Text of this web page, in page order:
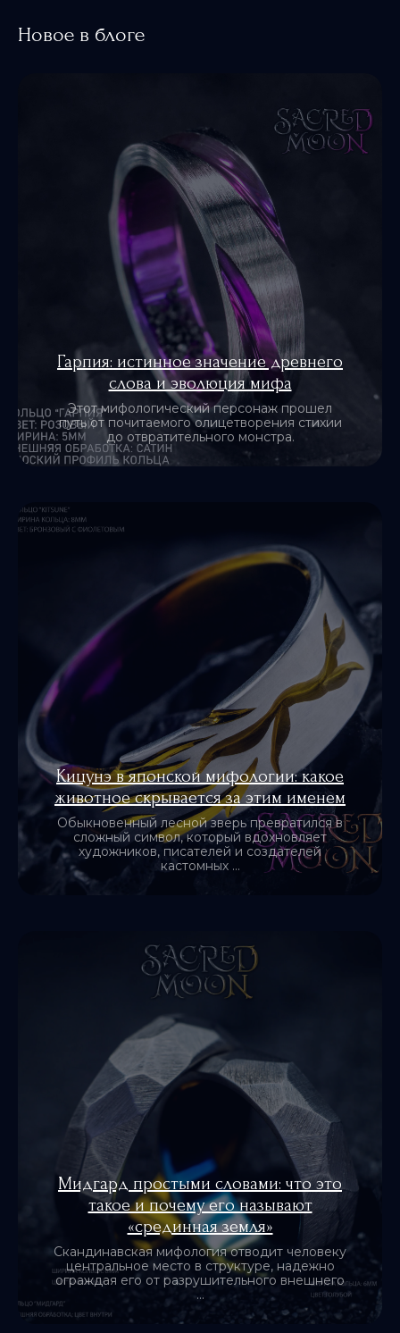
Новое в блоге
Гарпия: истинное значение древнего
слова и эволюция мифа
Этот мифологический персонаж прошел
путь от почитаемого олицетворения стихии
до отвратительного монстра.
Кицунэ в японской мифологии: какое
животное скрывается за этим именем
Обыкновенный лесной зверь превратился в
сложный символ, который вдохновляет
художников, писателей и создателей
кастомных ...
Мидгард простыми словами: что это
такое и почему его называют
«cрединная земля»
Скандинавская мифология отводит человеку
центральное место в структуре, надежно
ограждая его от разрушительного внешнего
...